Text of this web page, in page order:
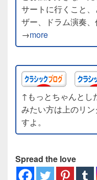
サートに行くこと
ザー、ドラム演奏
→more
↑もっとちゃんとし
みたい方は上のリ
すよ。
Spread the love